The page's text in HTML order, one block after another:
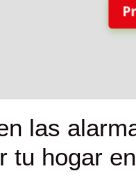
las
tu hogar